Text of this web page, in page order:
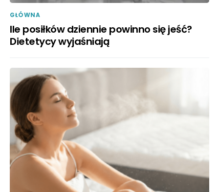
GŁÓWNA
Ile posiłków dziennie powinno się jeść?
Dietetycy wyjaśniają